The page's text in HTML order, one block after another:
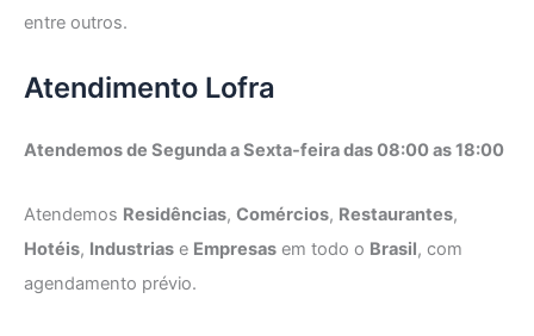
entre outros.
Atendimento Lofra
Atendemos de Segunda a Sexta-feira das 08:00 as 18:00
Atendemos Residências, Comércios, Restaurantes,
Hotéis, Industrias e Empresas em todo o Brasil, com
agendamento prévio.